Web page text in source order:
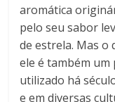
aromática
pelo seu sabor
de estrela. Mas o
ele é também um
utilizado há
e em diversas